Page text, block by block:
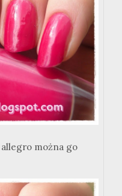
allegro można go